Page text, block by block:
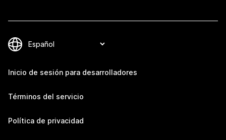
Inicio de sesión para desarrolladores
Términos del servicio
Política de privacidad